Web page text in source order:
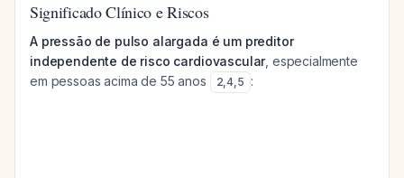
Significado Clínico e Riscos
A pressão de pulso alargada é um preditor
independente de risco cardiovascular, especialmente
em pessoas acima de 55 anos
2,4,5 :